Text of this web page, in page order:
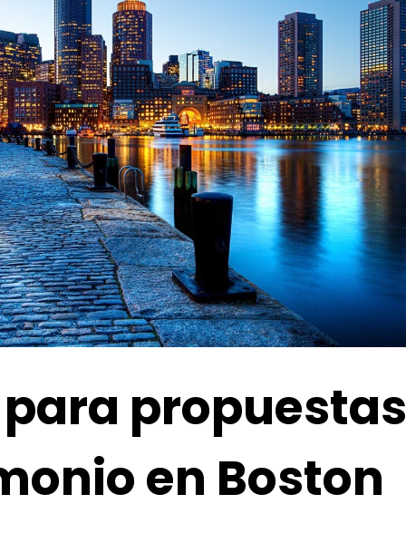
propuestas
en Boston